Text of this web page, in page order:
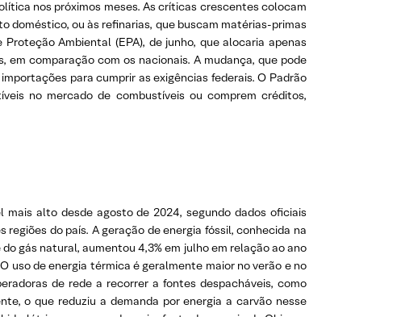
nos próximos meses. As críticas crescentes colocam
doméstico, ou às refinarias, que buscam matérias-primas
Ambiental (EPA), de junho, que alocaria apenas
comparação com os nacionais. A mudança, que pode
para cumprir as exigências federais. O Padrão
no mercado de combustíveis ou comprem créditos,
alto desde agosto de 2024, segundo dados oficiais
do país. A geração de energia fóssil, conhecida na
gás natural, aumentou 4,3% em julho em relação ao ano
uso de energia térmica é geralmente maior no verão e no
de rede a recorrer a fontes despacháveis, como
o que reduziu a demanda por energia a carvão nesse